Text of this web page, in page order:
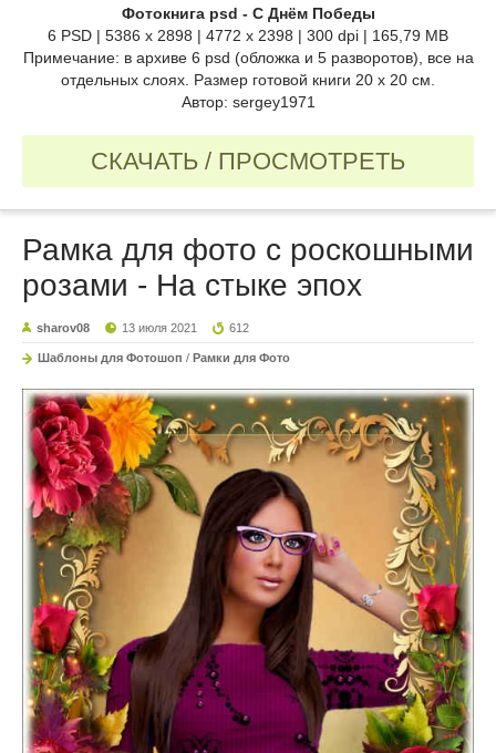
Фотокнига psd - C Днём Победы
6 PSD | 5386 x 2898 | 4772 x 2398 | 300 dpi | 165,79 MB
Примечание: в архиве 6 psd (обложка и 5 разворотов), все на
отдельных слоях. Размер готовой книги 20 x 20 см.
Автор: sergey1971
СКАЧАТЬ / ПРОСМОТРЕТЬ
Рамка для фото с роскошными
розами - На стыке эпох
sharov08 13 июля 2021 612
Шаблоны для Фотошоп / Рамки для Фото